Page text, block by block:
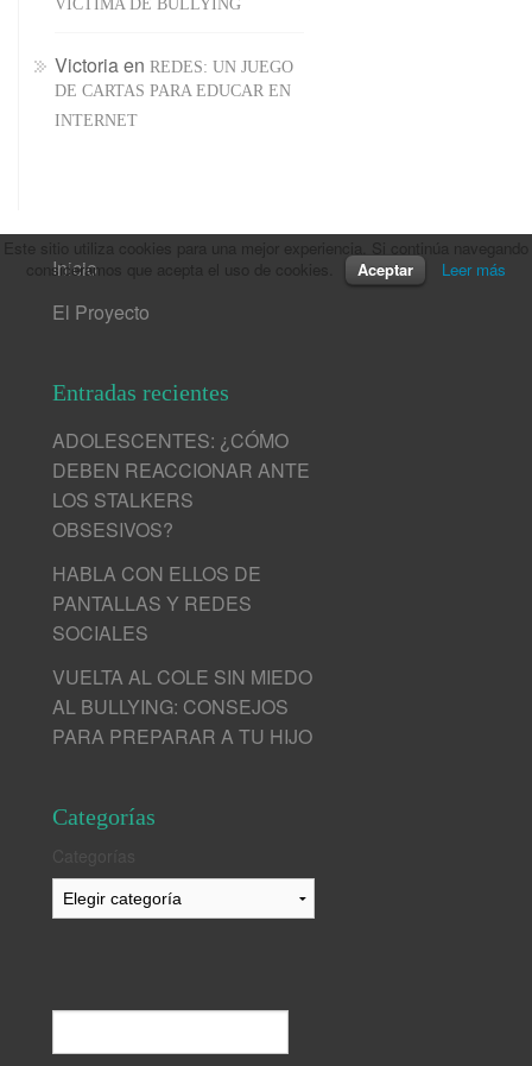
VÍCTIMA DE BULLYING
Victoriaen REDES: UN JUEGO
DE CARTAS PARA EDUCAR EN
INTERNET
Inicio
El Proyecto
Entradas recientes
ADOLESCENTES: ¿CÓMO
DEBEN REACCIONAR ANTE
LOS STALKERS
OBSESIVOS?
HABLA CON ELLOS DE
PANTALLAS Y REDES
SOCIALES
VUELTA AL COLE SIN MIEDO
AL BULLYING: CONSEJOS
PARA PREPARAR A TU HIJO
Categorías
consideramos que acepta el uso de cookies.
Aceptar Leer más